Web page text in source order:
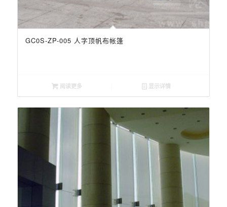
GC0S-ZP-005 人字顶帆布帐篷
阅读更多 显示详情